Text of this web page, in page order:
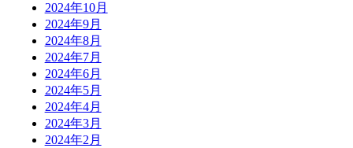
2024年10月
2024年9月
2024年8月
2024年7月
2024年6月
2024年5月
2024年4月
2024年3月
2024年2月